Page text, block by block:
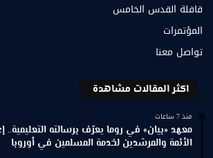
قافلة القدس الخامس
المؤتمرات
تواصل معنا
اكثر المقالات مشاهدة
منذ 7 ساعات
معهد «بيان» في روما يعرّف برسالته
الأئمة والمرشدين لخدمة المسلمين في أوروبا